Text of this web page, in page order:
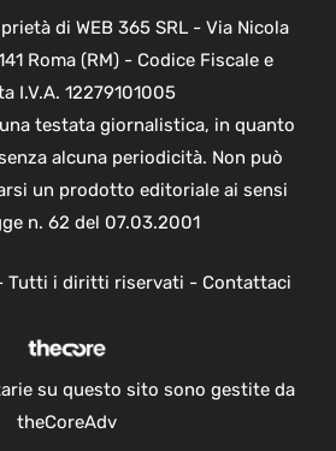
di WEB 365 SRL - Via Nicola
Roma (RM) - Codice Fiscale e
I.V.A. 12279101005
testata giornalistica, in quanto
alcuna periodicità. Non può
un prodotto editoriale ai sensi
n. 62 del 07.03.2001
Tutti i diritti riservati - Contattaci
su questo sito sono gestite da
theCoreAdv